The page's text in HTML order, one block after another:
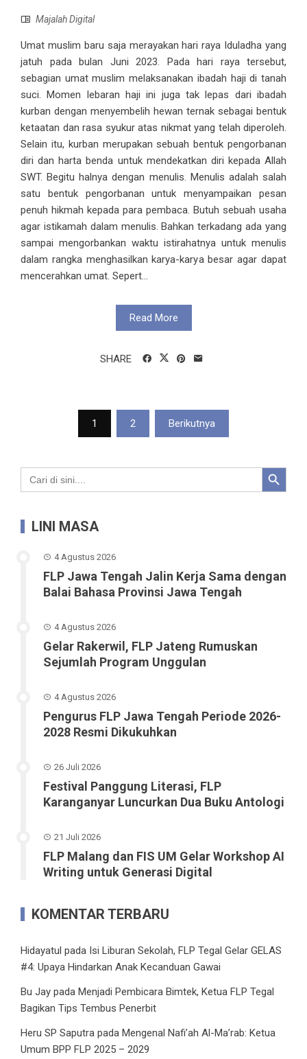
Majalah Digital
Umat muslim baru saja merayakan hari raya Iduladha yang
jatuh pada bulan Juni 2023. Pada hari raya tersebut,
sebagian umat muslim melaksanakan ibadah haji di tanah
suci. Momen lebaran haji ini juga tak lepas dari ibadah
kurban dengan menyembelih hewan ternak sebagai bentuk
ketaatan dan rasa syukur atas nikmat yang telah diperoleh.
Selain itu, kurban merupakan sebuah bentuk pengorbanan
diri dan harta benda untuk mendekatkan diri kepada Allah
SWT. Begitu halnya dengan menulis. Menulis adalah salah
satu bentuk pengorbanan untuk menyampaikan pesan
penuh hikmah kepada para pembaca. Butuh sebuah usaha
agar istikamah dalam menulis. Bahkan terkadang ada yang
sampai mengorbankan waktu istirahatnya untuk menulis
dalam rangka menghasilkan karya-karya besar agar dapat
mencerahkan umat. Sepert...
Read More
SHARE
1 2 Berikutnya
Search
for:
Search Button
LINI MASA
4 Agustus 2026
FLP Jawa Tengah Jalin Kerja Sama dengan
Balai Bahasa Provinsi Jawa Tengah
4 Agustus 2026
Gelar Rakerwil, FLP Jateng Rumuskan
Sejumlah Program Unggulan
4 Agustus 2026
Pengurus FLP Jawa Tengah Periode 2026-
2028 Resmi Dikukuhkan
26 Juli 2026
Festival Panggung Literasi, FLP
Karanganyar Luncurkan Dua Buku Antologi
21 Juli 2026
FLP Malang dan FIS UM Gelar Workshop AI
Writing untuk Generasi Digital
KOMENTAR TERBARU
Hidayatul pada Isi Liburan Sekolah, FLP Tegal Gelar GELAS
#4: Upaya Hindarkan Anak Kecanduan Gawai
Bu Jay pada Menjadi Pembicara Bimtek, Ketua FLP Tegal
Bagikan Tips Tembus Penerbit
Heru SP Saputra pada Mengenal Nafi’ah Al-Ma’rab: Ketua
Umum BPP FLP 2025 – 2029